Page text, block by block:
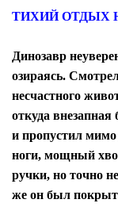
ТИХИЙ ОТДЫХ
Динозавр
озираясь.
несчастного
откуда внезапная
и пропустил
ноги, мощный
ручки, но точно
же он был покрыт